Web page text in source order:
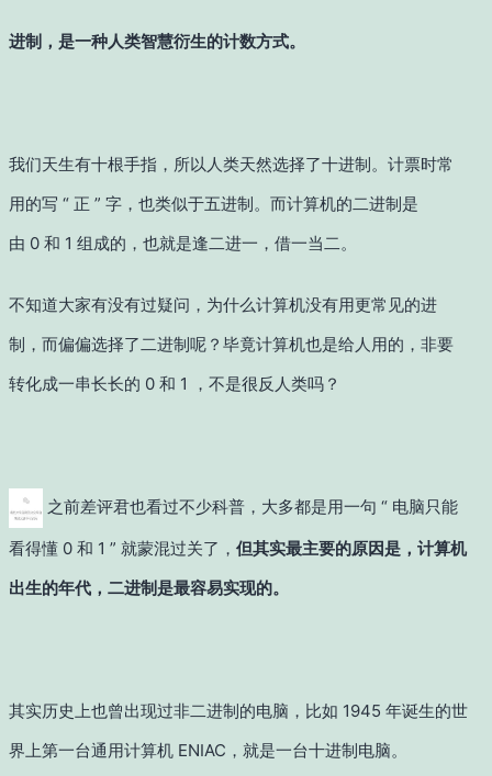
进制，是一种人类智慧衍生的计数方式。
我们天生有十根手指，所以人类天然选择了十进制。计票时常
用的写 “ 正 ” 字，也类似于五进制。而计算机的二进制是
由 0 和 1 组成的，也就是逢二进一，借一当二。
不知道大家有没有过疑问，为什么计算机没有用更常见的进
制，而偏偏选择了二进制呢？毕竟计算机也是给人用的，非要
转化成一串长长的 0 和 1 ，不是很反人类吗？
之前差评君也看过不少科普，大多都是用一句 “ 电脑只能
看得懂 0 和 1 ” 就蒙混过关了， 但其实最主要的原因是，计算机
出生的年代，二进制是最容易实现的。
其实历史上也曾出现过非二进制的电脑，比如 1945 年诞生的世
界上第一台通用计算机 ENIAC，就是一台十进制电脑。